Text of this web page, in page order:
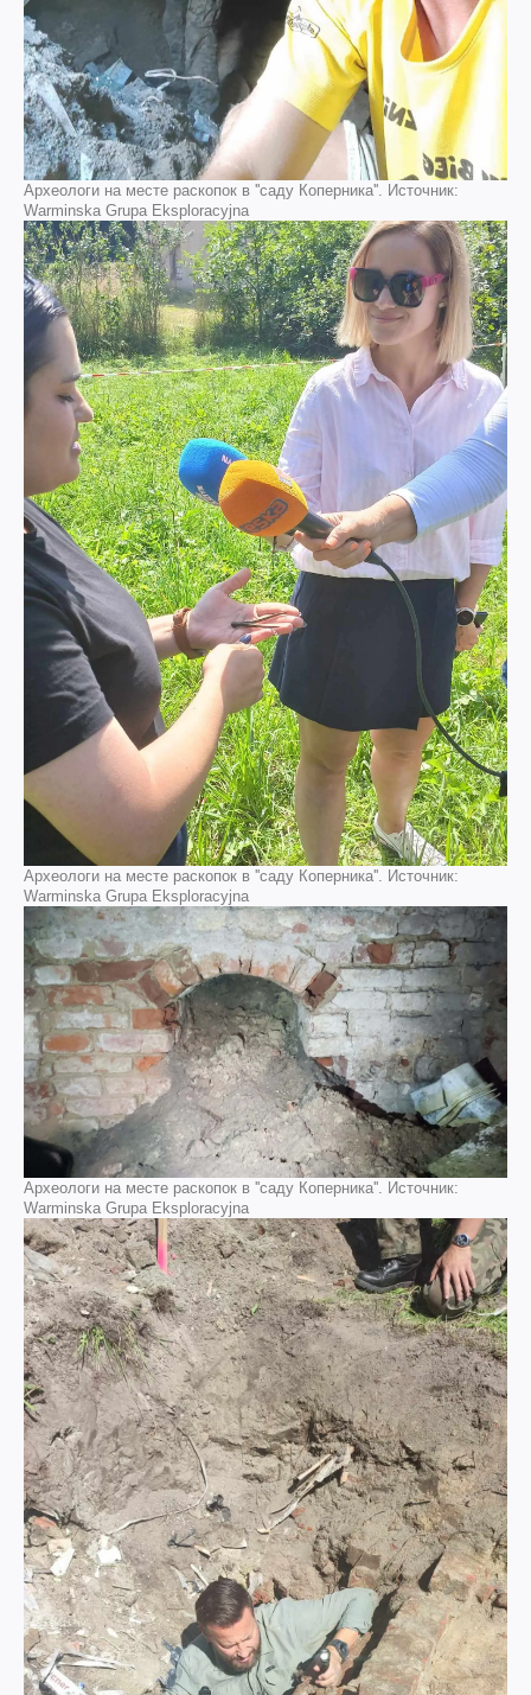
Археологи на месте раскопок в ''саду Коперника''. Источник:
Warminska Grupa Eksploracyjna
Археологи на месте раскопок в ''саду Коперника''. Источник:
Warminska Grupa Eksploracyjna
Археологи на месте раскопок в ''саду Коперника''. Источник:
Warminska Grupa Eksploracyjna